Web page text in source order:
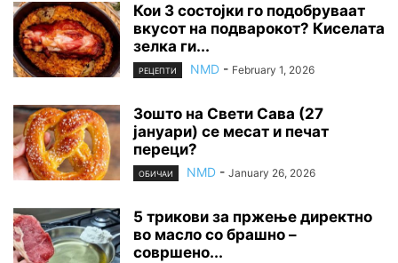
Кои 3 состојки го подобруваат
вкусот на подварокот? Киселата
зелка ги...
РЕЦЕПТИ NMD - February 1, 2026
Зошто на Свети Сава (27
јануари) се месат и печат
переци?
ОБИЧАИ NMD - January 26, 2026
5 трикови за пржење директно
во масло со брашно –
совршено...